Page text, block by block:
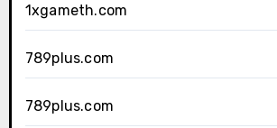
1xgameth.com
789plus.com
789plus.com